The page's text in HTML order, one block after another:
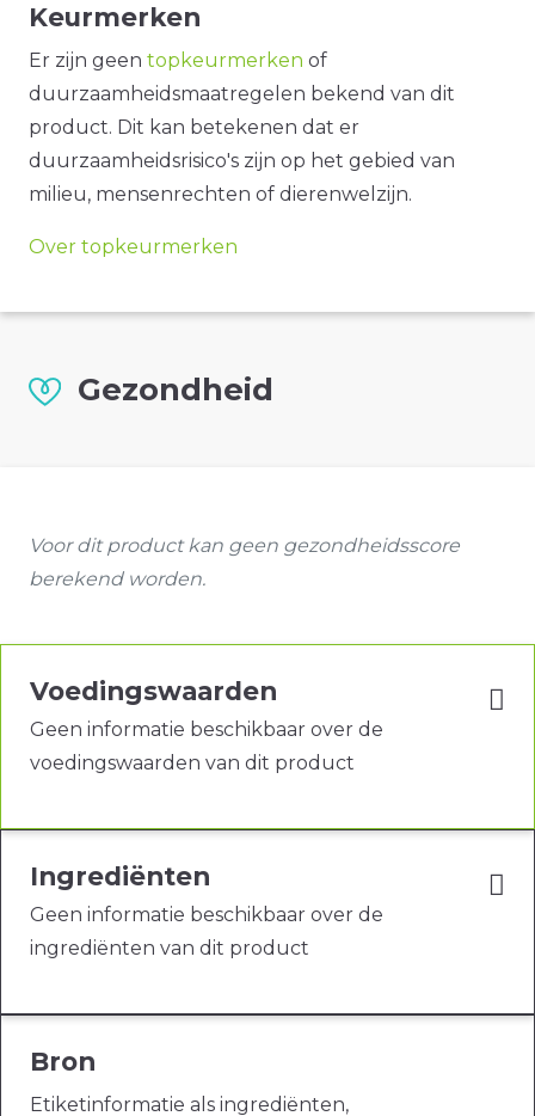
Keurmerken
Er zijn geen topkeurmerken of
duurzaamheidsmaatregelen bekend van dit
product. Dit kan betekenen dat er
duurzaamheidsrisico's zijn op het gebied van
milieu, mensenrechten of dierenwelzijn.
Over topkeurmerken
Gezondheid
Voor dit product kan geen gezondheidsscore
berekend worden.
Voedingswaarden
Geen informatie beschikbaar over de
voedingswaarden van dit product
Ingrediënten
Geen informatie beschikbaar over de
ingrediënten van dit product
Bron
Etiketinformatie als ingrediënten,